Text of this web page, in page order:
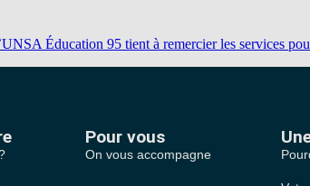
Éducation 95 tient à remercier les services
Pour vous
On vous accompagne